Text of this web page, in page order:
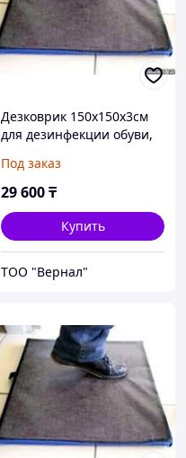
Дезковрик 150x150x3см
для дезинфекции обуви,
Под заказ
29 600₸
Купить
ТОО "Вернал"